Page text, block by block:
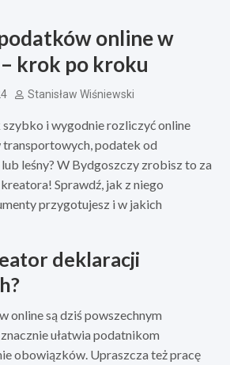
online w
krok po kroku
Stanisław Wiśniewski
szybko i wygodnie rozliczyć online
podatek od
leśny? W Bydgoszczy zrobisz to za
Sprawdź, jak z niego
przygotujesz i w jakich
deklaracji
online są dziś powszechnym
ułatwia podatnikom
obowiązków. Upraszcza też pracę